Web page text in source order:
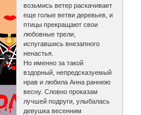
возьмись ветер раскачивает
еще голые ветви деревьев, и
птицы прекращают свои
любовные трели,
испугавшись внезапного
ненастья.
Но именно за такой
вздорный, непредсказуемый
нрав и любила Анна раннюю
весну. Словно проказам
лучшей подруги, улыбалась
девушка весенним